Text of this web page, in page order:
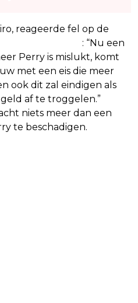
reageerde fel op de
: “Nu een
Perry is mislukt, komt
met een eis die meer
ook dit zal eindigen als
af te troggelen.”
niets meer dan een
te beschadigen.